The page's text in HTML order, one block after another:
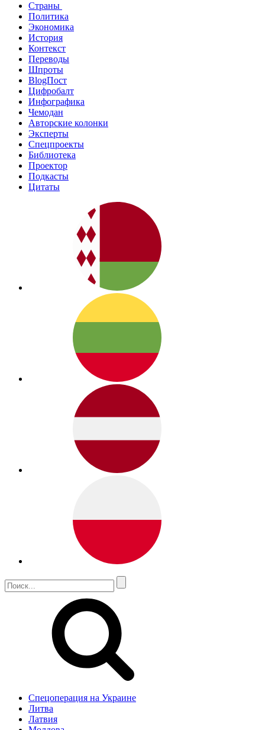
Страны
Политика
Экономика
История
Контекст
Переводы
Шпроты
BlogПост
Цифробалт
Инфографика
Чемодан
Авторские колонки
Эксперты
Спецпроекты
Библиотека
Проектор
Подкасты
Цитаты
Спецоперация на Украине
Литва
Латвия